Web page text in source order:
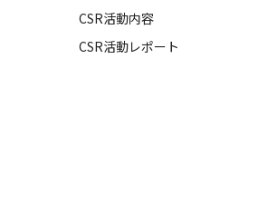
CSR活動内容
CSR活動レポート